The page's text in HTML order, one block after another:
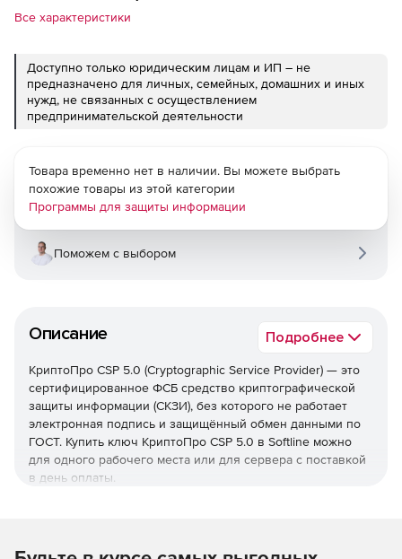
Все характеристики
Доступно только юридическим лицам и ИП – не
предназначено для личных, семейных, домашних и иных
нужд, не связанных с осуществлением
предпринимательской деятельности
Описание Подробнее
КриптоПро CSP 5.0 (Cryptographic Service Provider) — это
сертифицированное ФСБ средство криптографической
защиты информации (СКЗИ), без которого не работает
электронная подпись и защищённый обмен данными по
ГОСТ. Купить ключ КриптоПро CSP 5.0 в Softline можно
для одного рабочего места или для сервера с поставкой
в день оплаты.
Товара временно нет в наличии. Вы можете выбрать
похожие товары из этой категории
Программы для защиты информации
Поможем с выбором